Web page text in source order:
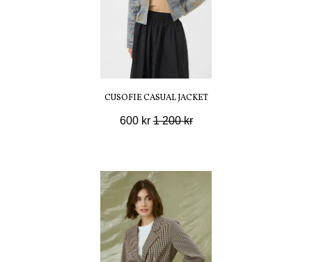
CUSOFIE CASUAL JACKET
600 kr1 200 kr